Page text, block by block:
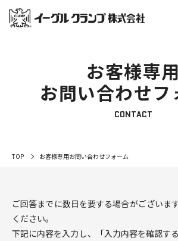
TOP お客様専用お問い合わせフォーム
お客様専用
お問い合わせフ
CONTACT
ご回答までに数日を要する場合がございま
ください。
下記に内容を入力し、「入力内容を確認す